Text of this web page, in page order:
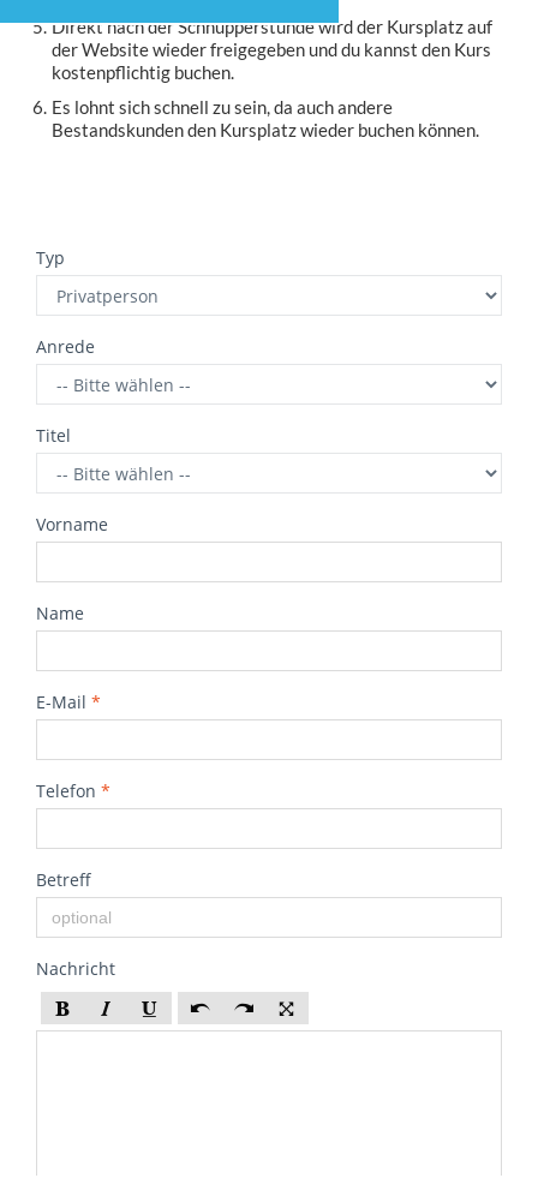
Direkt nach der Schnupperstunde wird der Kursplatz auf
der Website wieder freigegeben und du kannst den Kurs
kostenpflichtig buchen.
Es lohnt sich schnell zu sein, da auch andere
Bestandskunden den Kursplatz wieder buchen können.